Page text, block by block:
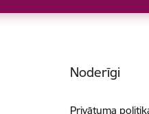
Noderīgi
Privātuma